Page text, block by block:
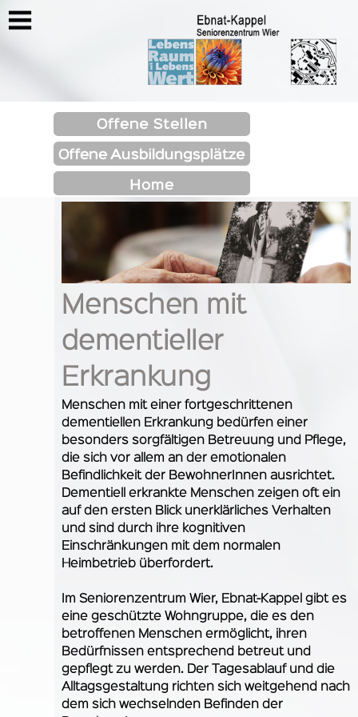
https://www.seniorenzentrum-
wier.ch/menschenmitdementiellererkrankung
Menschen mit
dementieller
Erkrankung
Menschen mit einer fortgeschrittenen
dementiellen Erkrankung bedürfen einer
besonders sorgfältigen Betreuung und Pflege,
die sich vor allem an der emotionalen
Befindlichkeit der BewohnerInnen ausrichtet.
Dementiell erkrankte Menschen zeigen oft ein
auf den ersten Blick unerklärliches Verhalten
und sind durch ihre kognitiven
Einschränkungen mit dem normalen
Heimbetrieb überfordert.
Im Seniorenzentrum Wier, Ebnat-Kappel gibt es
eine geschützte Wohngruppe, die es den
betroffenen Menschen ermöglicht, ihren
Bedürfnissen entsprechend betreut und
gepflegt zu werden. Der Tagesablauf und die
Alltagsgestaltung richten sich weitgehend nach
dem sich wechselnden Befinden der